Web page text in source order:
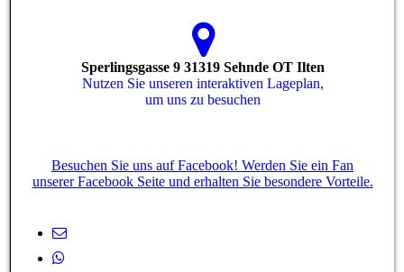
Sperlingsgasse 9 31319 Sehnde OT Ilten
Nutzen Sie unseren interaktiven La­ge­plan,
um uns zu besuchen
Besuchen Sie uns auf Facebook! Werden Sie ein Fan
unserer Facebook Seite und erhalten Sie besondere Vorteile.